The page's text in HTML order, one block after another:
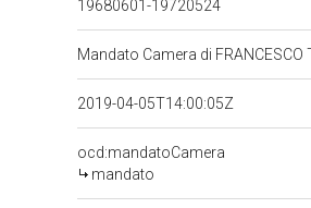
19680601-19720524
Mandato Camera di
2019-04-05T14:00:05Z
ocd:mandatoCamera
mandato